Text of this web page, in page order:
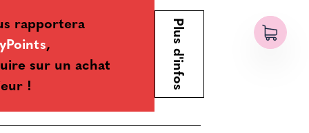
rapportera
,
sur un achat
!
Plus d'infos